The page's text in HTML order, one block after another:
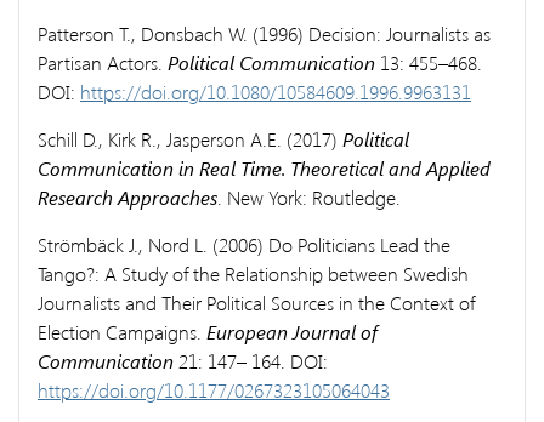
Patterson T., Donsbach W. (1996) Decision: Journalists as
Partisan Actors. Political Communication 13: 455–468.
DOI: https://doi.org/10.1080/10584609.1996.9963131
Schill D., Kirk R., Jasperson A.E. (2017) Political
Communication in Real Time. Theoretical and Applied
Research Approaches . New York: Routledge.
Strömbäck J., Nord L. (2006) Do Politicians Lead the
Tango?: A Study of the Relationship between Swedish
Journalists and Their Political Sources in the Context of
Election Campaigns. European Journal of
Communication 21: 147– 164. DOI:
https://doi.org/10.1177/0267323105064043